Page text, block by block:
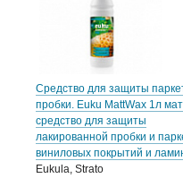
Средство для защиты
пробки. Euku MattWax 1л
средство для защиты
лакированной пробки и
виниловых покрытий и
Eukula, Strato